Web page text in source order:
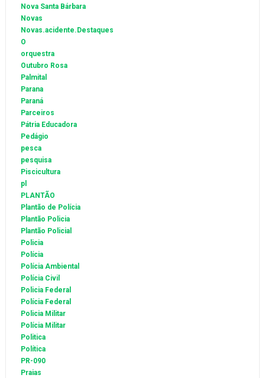
Nova Santa Bárbara
Novas
Novas.acidente.Destaques
O
orquestra
Outubro Rosa
Palmital
Parana
Paraná
Parceiros
Pátria Educadora
Pedágio
pesca
pesquisa
Piscicultura
pl
PLANTÃO
Plantão de Polícia
Plantão Policia
Plantão Policial
Policia
Polícia
Polícia Ambiental
Polícia Civil
Policia Federal
Polícia Federal
Policia Militar
Polícia Militar
Politica
Política
PR-090
Praias